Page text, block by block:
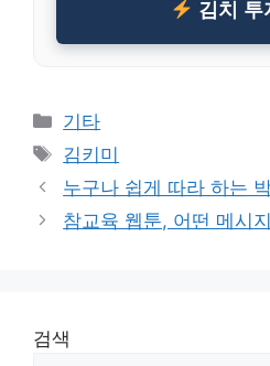
김치 투
Categories
기타
Tags
김키미
누구나 쉽게 따라 하는
참교육 웹툰, 어떤 메시
검색